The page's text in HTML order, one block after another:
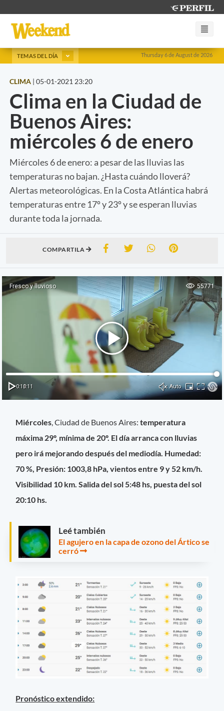
Thursday 6 de August de 2026
TEMAS DEL DÍA
CLIMA | 05-01-2021 23:20
Clima en la Ciudad de
Buenos Aires:
miércoles 6 de enero
Miércoles 6 de enero: a pesar de las lluvias las
temperaturas no bajan. ¿Hasta cuándo lloverá?
Alertas meteorológicas. En la Costa Atlántica habrá
temperaturas entre 17º y 23º y se esperan lluvias
durante toda la jornada.
COMPARTILA
Miércoles , Ciudad de Buenos Aires:temperatura
máxima 29º, mínima de 20º. El día arranca con lluvias
pero irá mejorando después del mediodía. Humedad:
70 %, Presión: 1003,8 hPa, vientos entre 9 y 52 km/h.
Visibilidad 10 km. Salida del sol 5:48 hs, puesta del sol
20:10 hs.
Leé también
El agujero en la capa de ozono del Ártico se
cerró
Pronóstico extendido: